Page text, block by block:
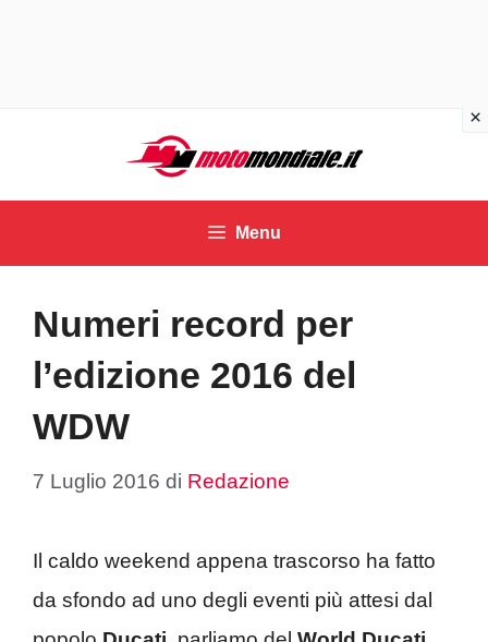
contenuto
Menu
Numeri record per
l’edizione 2016 del
WDW
7 Luglio 2016 di Redazione
Il caldo weekend appena trascorso ha fatto
da sfondo ad uno degli eventi più attesi dal